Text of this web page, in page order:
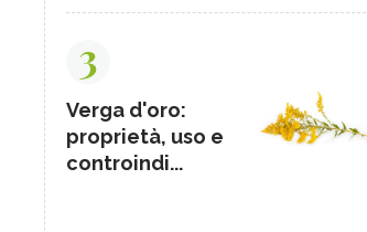
3
Verga d'oro:
proprietà, uso e
controindi...